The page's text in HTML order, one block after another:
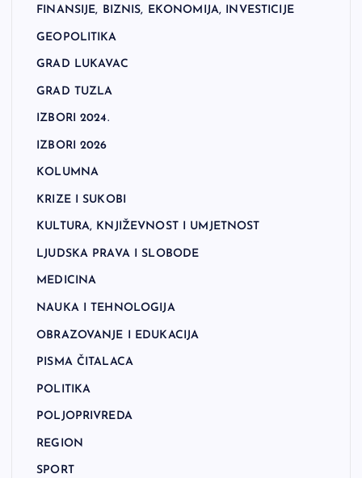
FINANSIJE, BIZNIS, EKONOMIJA, INVESTICIJE
GEOPOLITIKA
GRAD LUKAVAC
GRAD TUZLA
IZBORI 2024.
IZBORI 2026
KOLUMNA
KRIZE I SUKOBI
KULTURA, KNJIŽEVNOST I UMJETNOST
LJUDSKA PRAVA I SLOBODE
MEDICINA
NAUKA I TEHNOLOGIJA
OBRAZOVANJE I EDUKACIJA
PISMA ČITALACA
POLITIKA
POLJOPRIVREDA
REGION
SPORT